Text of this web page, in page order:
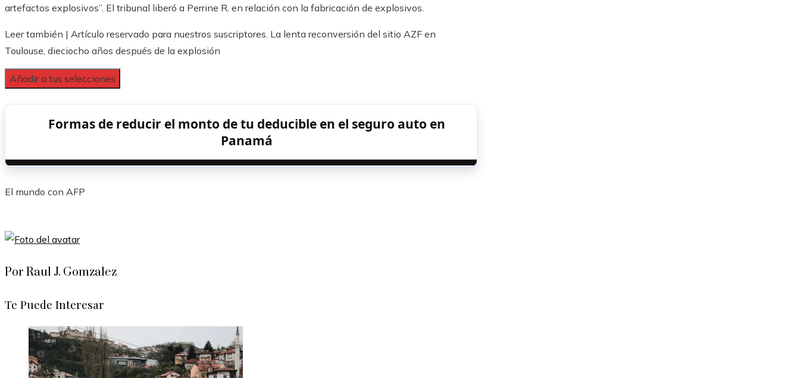
artefactos explosivos”. El tribunal liberó a Perrine R. en relación con la fabricación de explosivos.
Leer también | Artículo reservado para nuestros suscriptores. La lenta reconversión del sitio AZF en
Toulouse, dieciocho años después de la explosión
Añadir a tus selecciones
Formas de reducir el monto de tu deducible en el seguro auto en
Panamá
El mundo con AFP
Por Raul J. Gomzalez
Te Puede Interesar